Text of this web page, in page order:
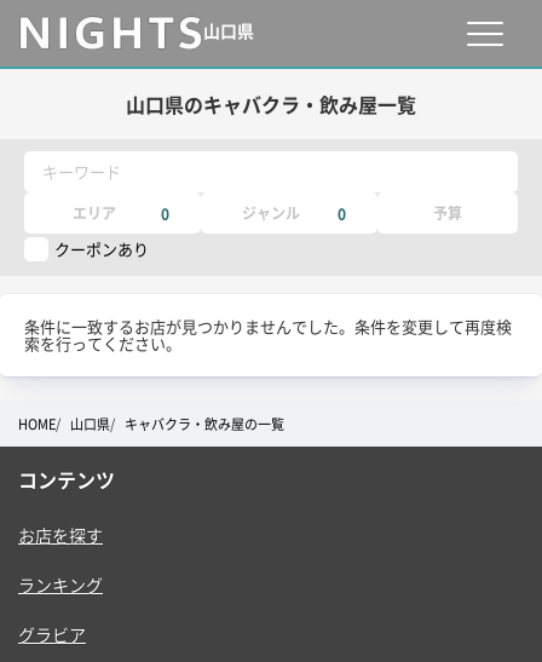
山口県
山口県のキャバクラ・飲み屋一覧
キーワード
エリア 0 ジャンル 0 予算
クーポンあり
条件に一致するお店が見つかりませんでした。条件を変更して再度検
索を行ってください。
HOME 山口県 キャバクラ・飲み屋の一覧
コンテンツ
お店を探す
ランキング
グラビア